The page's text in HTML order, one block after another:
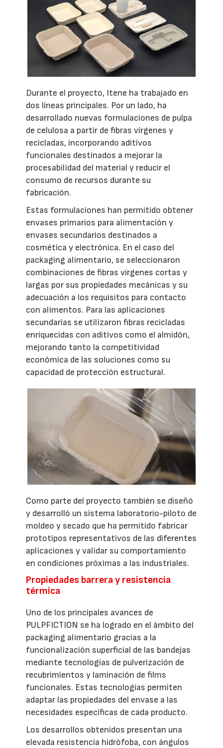
Durante el proyecto, Itene ha trabajado en
dos líneas principales. Por un lado, ha
desarrollado nuevas formulaciones de pulpa
de celulosa a partir de fibras vírgenes y
recicladas, incorporando aditivos
funcionales destinados a mejorar la
procesabilidad del material y reducir el
consumo de recursos durante su
fabricación.
Estas formulaciones han permitido obtener
envases primarios para alimentación y
envases secundarios destinados a
cosmética y electrónica. En el caso del
packaging alimentario, se seleccionaron
combinaciones de fibras vírgenes cortas y
largas por sus propiedades mecánicas y su
adecuación a los requisitos para contacto
con alimentos. Para las aplicaciones
secundarias se utilizaron fibras recicladas
enriquecidas con aditivos como el almidón,
mejorando tanto la competitividad
económica de las soluciones como su
capacidad de protección estructural.
Como parte del proyecto también se diseñó
y desarrolló un sistema laboratorio-piloto de
moldeo y secado que ha permitido fabricar
prototipos representativos de las diferentes
aplicaciones y validar su comportamiento
en condiciones próximas a las industriales.
Propiedades barrera y resistencia
térmica
Uno de los principales avances de
PULPFICTION se ha logrado en el ámbito del
packaging alimentario gracias a la
funcionalización superficial de las bandejas
mediante tecnologías de pulverización de
recubrimientos y laminación de films
funcionales. Estas tecnologías permiten
adaptar las propiedades del envase a las
necesidades específicas de cada producto.
Los desarrollos obtenidos presentan una
elevada resistencia hidrófoba, con ángulos